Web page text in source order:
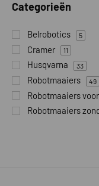
Categorieën
Belrobotics 5
Cramer 11
Husqvarna 33
Robotmaaiers 49
Robotmaaiers
Robotmaaiers